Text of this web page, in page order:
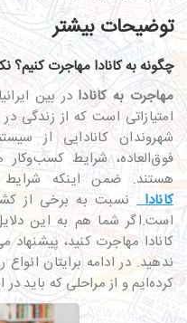
توضیحات بیشتر
چگونه به کانادا مهاجرت کنیم؟
مهاجرت به کانادا در بین
امتیازاتی است که از زندگی
شهروندان کانادایی از
فوق‌العاده، شرایط
هستند. ضمن اینکه
کانادا
نسبت به برخی از
است.اگر شما هم به این
کانادا مهاجرت کنید،
ندهید. در ادامه برایتان
کرده‌ایم و از مراحلی که باید